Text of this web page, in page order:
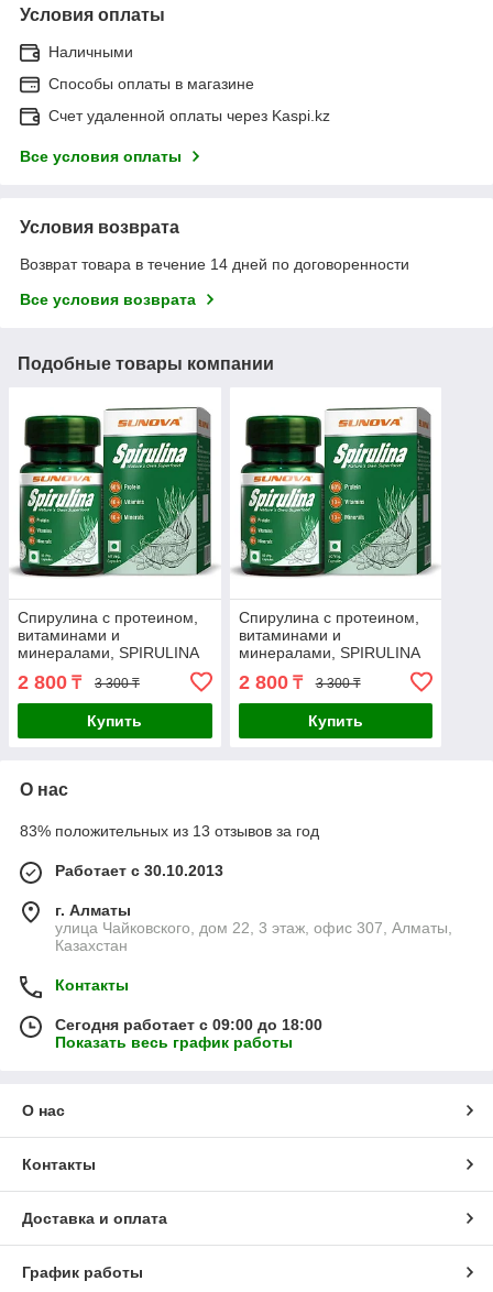
Условия оплаты
Наличными
Способы оплаты в магазине
Счет удаленной оплаты через Kaspi.kz
Все условия оплаты
Условия возврата
Возврат товара в течение 14 дней по договоренности
Все условия возврата
Подобные товары компании
Спирулина с протеином,
витаминами и
минералами, SPIRULINA
SUNOVA 60 таб.
2 800 ₸ 3 300 ₸
Купить
Спирулина с протеином,
витаминами и
минералами, SPIRULINA
SUNOVA 60 таб.
2 800₸ 3 300 ₸
Купить
О нас
83% положительных из 13 отзывов за год
Работает с 30.10.2013
г. Алматы
улица Чайковского, дом 22, 3 этаж, офис 307, Алматы,
Казахстан
Контакты
Сегодня работает с 09:00 до 18:00
Показать весь график работы
О нас
Контакты
Доставка и оплата
График работы